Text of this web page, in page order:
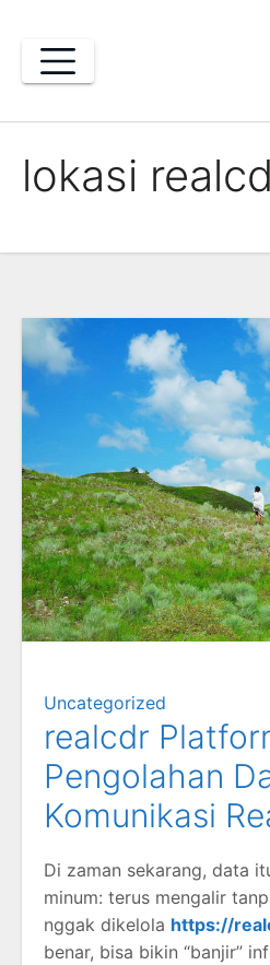
content
lokasi
Uncategorized
realcdr
Pengolahan
Komunikasi
Di zaman sekarang, data
minum: terus mengalir
nggak dikelola https://
benar, bisa bikin “banjir”